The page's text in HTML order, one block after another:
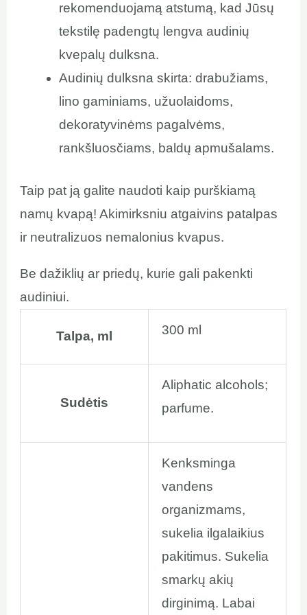
rekomenduojamą atstumą, kad Jūsų
tekstilę padengtų lengva audinių
kvepalų dulksna.
Audinių dulksna skirta: drabužiams,
lino gaminiams, užuolaidoms,
dekoratyvinėms pagalvėms,
rankšluosčiams, baldų apmušalams.
Taip pat ją galite naudoti kaip purškiamą
namų kvapą! Akimirksniu atgaivins patalpas
ir neutralizuos nemalonius kvapus.
Be dažiklių ar priedų, kurie gali pakenkti
audiniui.
Talpa, ml 300 ml
Sudėtis
Aliphatic alcohols;
parfume.
Kenksminga
vandens
organizmams,
sukelia ilgalaikius
pakitimus. Sukelia
smarkų akių
dirginimą. Labai